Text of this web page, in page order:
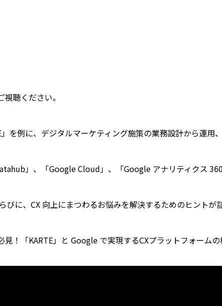
聴ください。
を例に、デジタルマーケティング施策の業務設計から運用
」、「Google Cloud」、「Google アナリティクス
に、CX 向上にまつわるお悩みを解決するためのヒントが
！「KARTE」と Google で実現するCXプラットフォームの